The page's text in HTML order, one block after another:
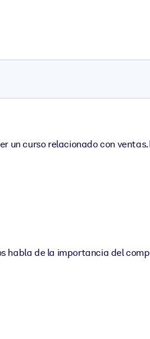
curso relacionado con
habla de la importancia del